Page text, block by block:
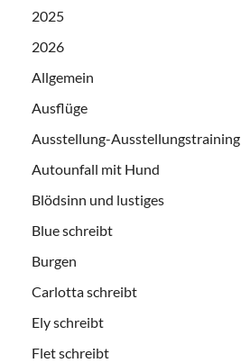
2025
2026
Allgemein
Ausflüge
Ausstellung-Ausstellungstraining
Autounfall mit Hund
Blödsinn und lustiges
Blue schreibt
Burgen
Carlotta schreibt
Ely schreibt
Flet schreibt